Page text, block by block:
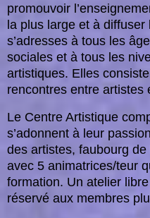
promouvoir
la plus large et à
s’adresses à tous les
sociales et à tous les
artistiques. Elles
rencontres entre artistes
Le Centre Artistique
s’adonnent à leur
des artistes, faubourg
avec 5 animatrices/teur
formation. Un atelier
réservé aux membres